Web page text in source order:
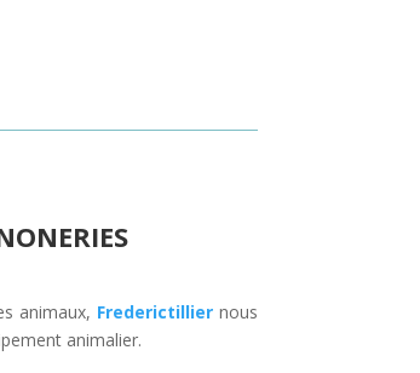
animaux, Frederictilliernous
animalier.